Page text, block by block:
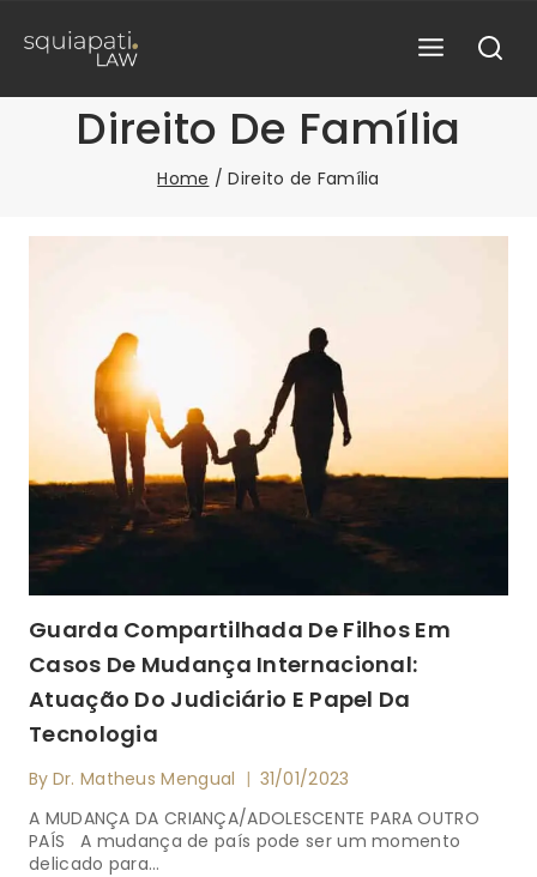
content
Direito De Família
Home / Direito de Família
Guarda Compartilhada De Filhos Em
Casos De Mudança Internacional:
Atuação Do Judiciário E Papel Da
Tecnologia
By Dr. Matheus Mengual
31/01/2023
A MUDANÇA DA CRIANÇA/ADOLESCENTE PARA OUTRO
PAÍS A mudança de país pode ser um momento
delicado para…